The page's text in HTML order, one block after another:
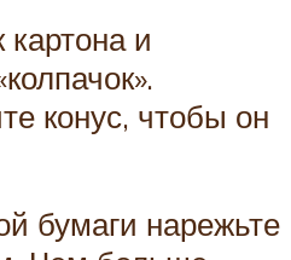
и
конус, чтобы он
бумаги нарежьте